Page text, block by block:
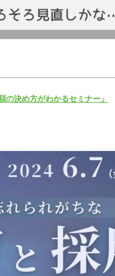
の決め方がわかるセミナー」